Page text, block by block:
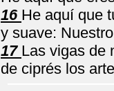
16 He aquí que
y suave:
17 Las vigas de
de ciprés los